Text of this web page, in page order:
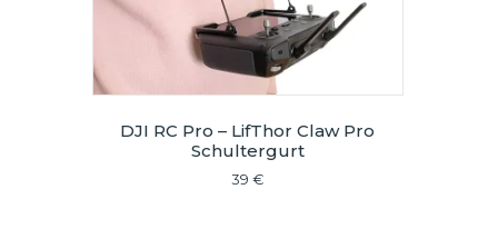
DJI RC Pro – LifThor Claw Pro
Schultergurt
39€